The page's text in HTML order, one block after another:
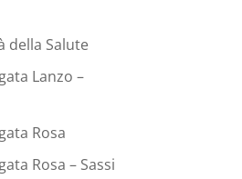
della Salute
Lanzo –
Rosa
Rosa – Sassi